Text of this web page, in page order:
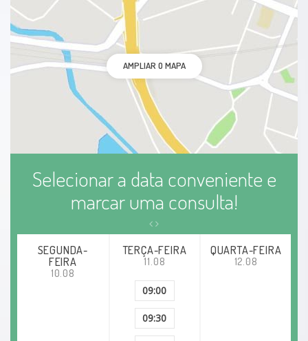
AMPLIAR O MAPA
Selecionar a data conveniente e
marcar uma consulta!
SEGUNDA-
FEIRA
10.08
TERÇA-FEIRA
11.08
09:00
09:30
QUARTA-FEIRA
12.08